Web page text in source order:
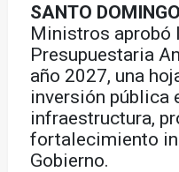
SANTO
Ministros aprobó
Presupuestaria
año 2027, una
inversión pública
infraestructura,
fortalecimiento
Gobierno.